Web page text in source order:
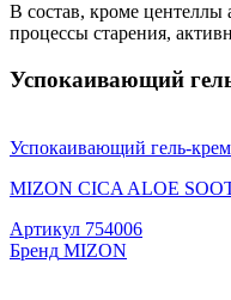
В состав, кроме центеллы
процессы старения,
Успокаивающий
Успокаивающий гель-крем
MIZON CICA ALOE
Артикул 754006
Бренд MIZON